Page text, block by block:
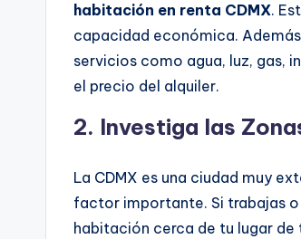
habitación en renta CDMX.
capacidad económica.
servicios como agua, luz, gas,
el precio del alquiler.
2. Investiga las
La CDMX es una ciudad muy
factor importante. Si trabajas o
habitación cerca de tu lugar